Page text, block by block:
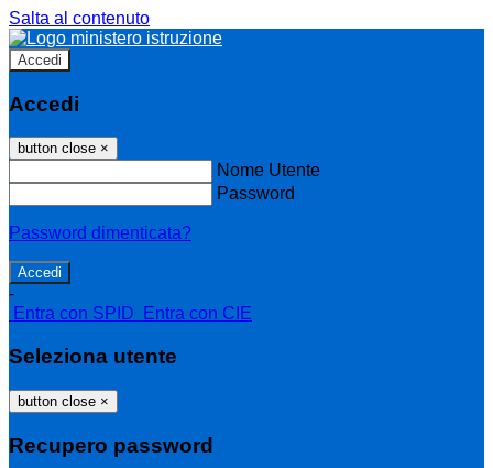
Salta al contenuto
Accedi
Accedi
button close ×
Nome Utente
Password
Password dimenticata?
-
Entra con SPID
Entra con CIE
Seleziona utente
button close ×
Recupero password